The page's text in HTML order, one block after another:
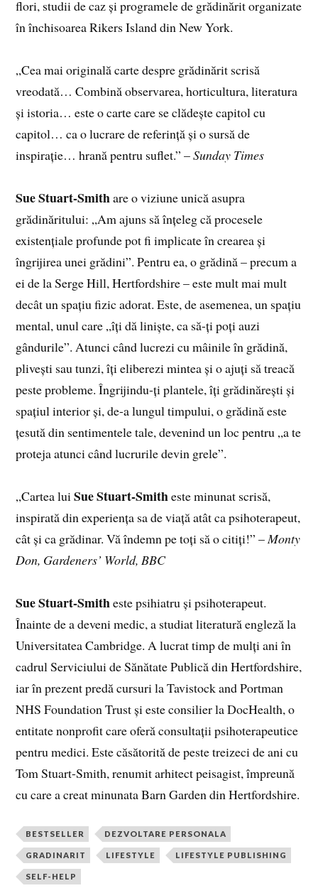
flori, studii de caz și programele de grădinărit organizate
în închisoarea Rikers Island din New York.
„Cea mai originală carte despre grădinărit scrisă
vreodată… Combină observarea, horticultura, literatura
și istoria… este o carte care se clădește capitol cu
capitol… ca o lucrare de referință și o sursă de
inspirație… hrană pentru suflet.” –Sunday Times
Sue Stuart-Smithare o viziune unică asupra
grădinăritului: „Am ajuns să înțeleg că procesele
existențiale profunde pot fi implicate în crearea și
îngrijirea unei grădini”. Pentru ea, o grădină – precum a
ei de la Serge Hill, Hertfordshire – este mult mai mult
decât un spațiu fizic adorat. Este, de asemenea, un spațiu
mental, unul care „îți dă liniște, ca să-ți poți auzi
gândurile”. Atunci când lucrezi cu mâinile în grădină,
plivești sau tunzi, îți eliberezi mintea și o ajuți să treacă
peste probleme. Îngrijindu-ți plantele, îți grădinărești și
spațiul interior și, de-a lungul timpului, o grădină este
țesută din sentimentele tale, devenind un loc pentru „a te
proteja atunci când lucrurile devin grele”.
„Cartea luiSue Stuart-Smitheste minunat scrisă,
inspirată din experiența sa de viață atât ca psihoterapeut,
cât și ca grădinar. Vă îndemn pe toți să o citiți!” –Monty
Don, Gardeners’ World, BBC
Sue Stuart-Smitheste psihiatru și psihoterapeut.
Înainte de a deveni medic, a studiat literatură engleză la
Universitatea Cambridge. A lucrat timp de mulți ani în
cadrul Serviciului de Sănătate Publică din Hertfordshire,
iar în prezent predă cursuri la Tavistock and Portman
NHS Foundation Trust și este consilier la DocHealth, o
entitate nonprofit care oferă consultații psihoterapeutice
pentru medici. Este căsătorită de peste treizeci de ani cu
Tom Stuart-Smith, renumit arhitect peisagist, împreună
cu care a creat minunata Barn Garden din Hertfordshire.
BESTSELLER DEZVOLTARE PERSONALA
GRADINARIT LIFESTYLE LIFESTYLE PUBLISHING
SELF-HELP